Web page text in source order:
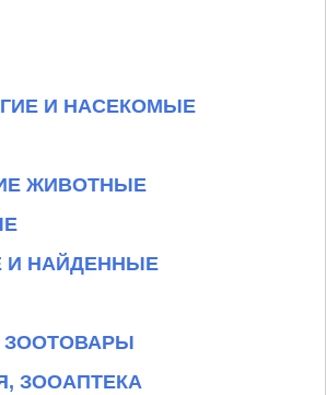
И НАСЕКОМЫЕ
ЖИВОТНЫЕ
И НАЙДЕННЫЕ
ЗООТОВАРЫ
ЗООАПТЕКА